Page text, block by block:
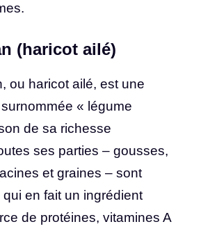
(haricot ailé)
ou haricot ailé, est une
« légume
de sa richesse
ses parties – gousses,
et graines – sont
en fait un ingrédient
de protéines, vitamines A